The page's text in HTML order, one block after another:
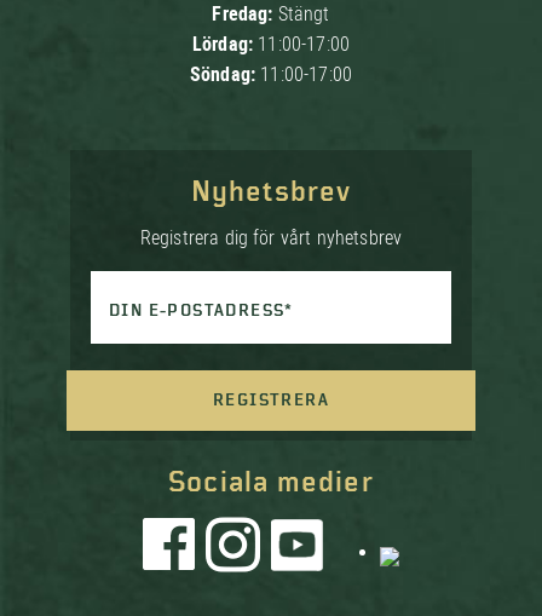
Fredag: Stängt
Lördag: 11:00-17:00
Söndag: 11:00-17:00
Sociala medier
Nyhetsbrev
Registrera dig för vårt nyhetsbrev
DIN E-POSTADRESS*
REGISTRERA